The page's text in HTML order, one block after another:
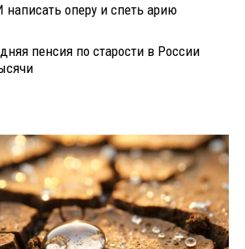
оперу и спеть арию
пенсия по старости в России